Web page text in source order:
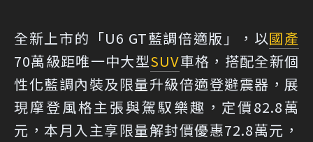
全新上市的「U6 GT藍調倍適版」，以國產
70萬級距唯一中大型SUV車格，搭配全新個
性化藍調內裝及限量升級倍適登避震器，展
現摩登風格主張與駕馭樂趣，定價82.8萬
元，本月入主享限量解封價優惠72.8萬元，